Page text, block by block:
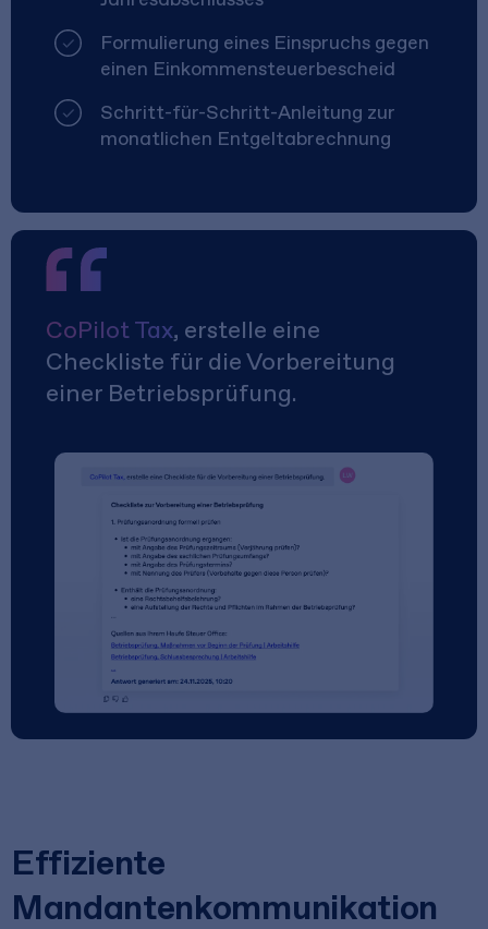
Formulierung eines Einspruchs gegen
einen Einkommensteuerbescheid
Schritt-für-Schritt-Anleitung zur
monatlichen Entgeltabrechnung
CoPilot Tax, erstelle eine
Checkliste für die Vorbereitung
einer Betriebsprüfung.
Effiziente
Mandantenkommunikation